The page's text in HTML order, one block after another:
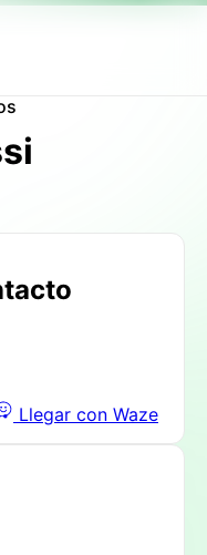
Llegar con Waze